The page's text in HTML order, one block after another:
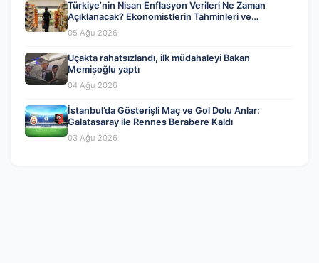
Türkiye’nin Nisan Enflasyon Verileri Ne Zaman
Açıklanacak? Ekonomistlerin Tahminleri ve
Beklentiler
05 Ağu 2026
Uçakta rahatsızlandı, ilk müdahaleyi Bakan
Memişoğlu yaptı
04 Ağu 2026
İstanbul’da Gösterişli Maç ve Gol Dolu Anlar:
Galatasaray ile Rennes Berabere Kaldı
03 Ağu 2026